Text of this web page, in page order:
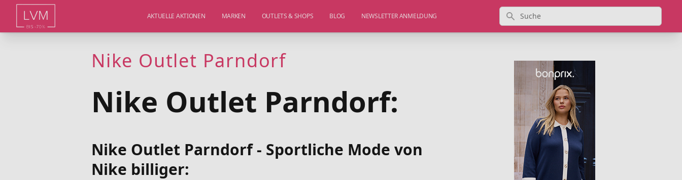
AKTUELLE AKTIONEN MARKEN OUTLETS & SHOPS BLOG NEWSLETTER ANMELDUNG Suche
Nike Outlet Parndorf
Nike Outlet Parndorf:
Nike Outlet Parndorf - Sportliche Mode von
Nike billiger: